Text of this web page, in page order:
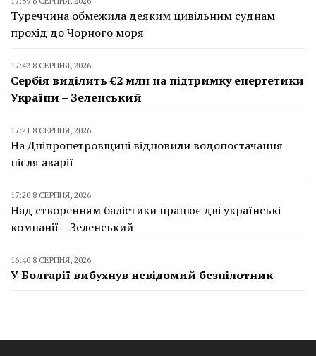
Туреччина обмежила деяким цивільним суднам
прохід до Чорного моря
17:42 8 СЕРПНЯ, 2026
Сербія виділить €2 млн на підтримку енергетики
України – Зеленський
17:21 8 СЕРПНЯ, 2026
На Дніпропетровщині відновили водопостачання
після аварії
17:20 8 СЕРПНЯ, 2026
Над створенням балістики працює дві українські
компанії – Зеленський
16:40 8 СЕРПНЯ, 2026
У Болгарії вибухнув невідомий безпілотник